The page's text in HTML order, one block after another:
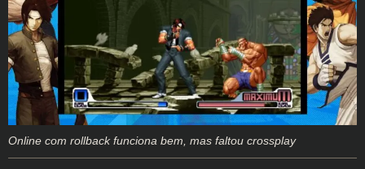
Online com rollback funciona bem, mas faltou crossplay